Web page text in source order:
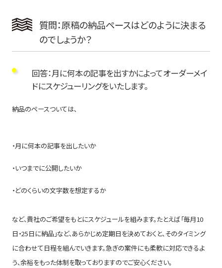
質問：原稿の納品ペースはどのように決まる
のでしょうか？
回答：月に何本の記事を出すかによってオーダーメイ
ドにスケジューリングをいたします。
納品のペースついては、
・月に何本の記事を出したいか
・いつまでに公開したいか
・どのくらいの文字数を想定するか
など、貴社のご希望をもとにスケジュールを組みます。たとえば「毎月10
日・25日に納品」など、あらかじめ定期日を決めておくと、そのタイミング
に合わせて日程を組んでいきます。急ぎの案件にも柔軟に対応できるよ
う、余裕をもった体制を取っておりますのでご安心ください。